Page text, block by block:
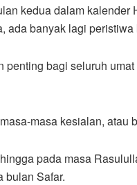
kedua dalam
banyak lagi
bagi seluruh
masa kesialan, atau
pada masa
bulan Safar.